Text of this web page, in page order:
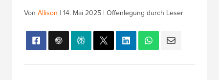
Von Allison | 14. Mai 2025 | Offenlegung durch Leser